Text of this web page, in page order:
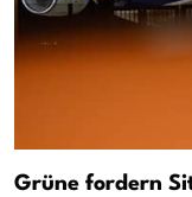
Grüne fordern